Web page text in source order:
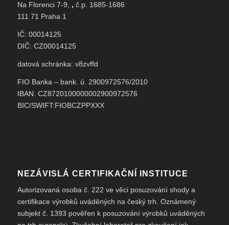
Na Florenci 7-9, , č.p. 1685-1686
111 71 Praha 1
IČ: 00014125
DIČ: CZ00014125
datová schránka: v8zvffd
FIO Banka – bank. ú. 2900972576/2010
IBAN: CZ8720100000002900972576
BIC/SWIFT:FIOBCZPPXXX
NEZÁVISLÁ CERTIFIKAČNÍ INSTITUCE
Autorizovaná osoba č. 222 ve věci posuzování shody a
certifikace výrobků uváděných na český trh. Oznámený
subjekt č. 1393 pověřen k posuzování výrobků uváděných